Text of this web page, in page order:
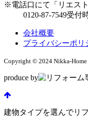
※電話口にて「リエス
0120-87-7549受付
会社概要
プライバシーポリ
Copyright © 2024 Nikka-
produce by
建物タイプを選んでリ